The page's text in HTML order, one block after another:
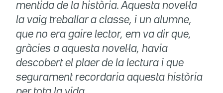
mentida de la història. Aquesta novel·la
la vaig treballar a classe, i un alumne,
que no era gaire lector, em va dir que,
gràcies a aquesta novel·la, havia
descobert el plaer de la lectura i que
segurament recordaria aquesta història